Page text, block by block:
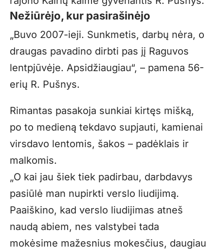
Nežiūrėjo, kur pasirašinėjo
„Buvo 2007-ieji. Sunkmetis, darbų nėra, o
draugas pavadino dirbti pas jį Raguvos
lentpjūvėje. Apsidžiaugiau“, – pamena 56-
erių R. Pušnys.
Rimantas pasakoja sunkiai kirtęs mišką,
po to medieną tekdavo supjauti, kamienai
virsdavo lentomis, šakos – padėklais ir
malkomis.
„O kai jau šiek tiek padirbau, darbdavys
pasiūlė man nupirkti verslo liudijimą.
Paaiškino, kad verslo liudijimas atneš
naudą abiem, nes valstybei tada
mokėsime mažesnius mokesčius, daugiau